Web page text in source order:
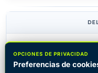
Función hash
OPCIONES DE PRIVACIDAD
Preferencias de